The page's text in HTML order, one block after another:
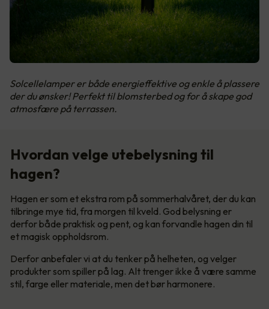
Solcellelamper er både energieffektive og enkle å plassere
der du ønsker! Perfekt til blomsterbed og for å skape god
atmosfære på terrassen.
Hvordan velge utebelysning til
hagen?
Hagen er som et ekstra rom på sommerhalvåret, der du kan
tilbringe mye tid, fra morgen til kveld. God belysning er
derfor både praktisk og pent, og kan forvandle hagen din til
et magisk oppholdsrom.
Derfor anbefaler vi at du tenker på helheten, og velger
produkter som spiller på lag. Alt trenger ikke å være samme
stil, farge eller materiale, men det bør harmonere.